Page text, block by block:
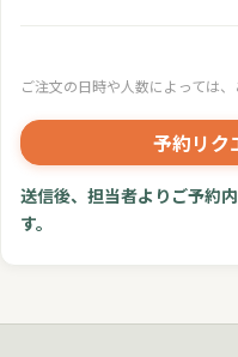
ご注文の日時や人数によっては
予約リク
送信後、担当者よりご予約
す。